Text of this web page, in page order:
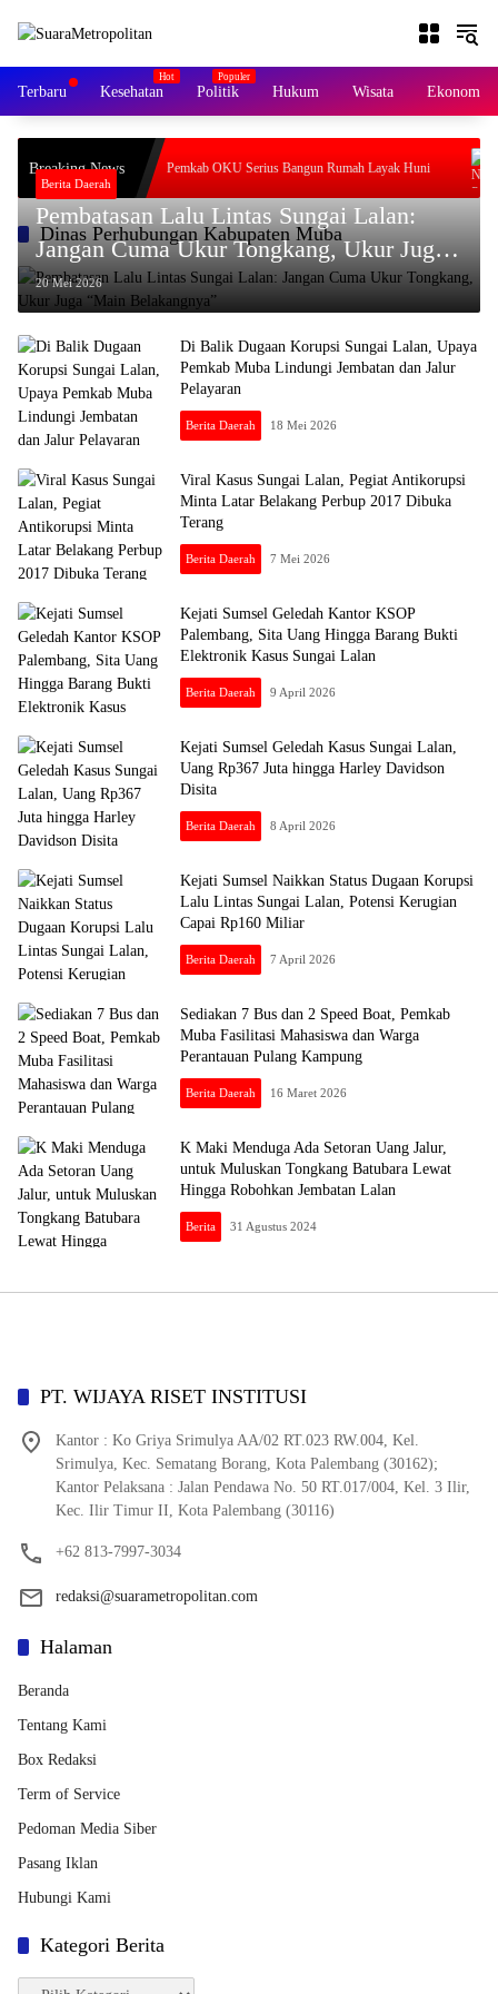
Terbaru Kesehatan Politik Hukum Wisata Ekonomi
Breaking News
JK Gasak
Pemkab OKU Serius Bangun Rumah Layak Huni
Dinas Perhubungan Kabupaten Muba
Berita Daerah
Pembatasan Lalu Lintas Sungai Lalan:
Jangan Cuma Ukur Tongkang, Ukur Juga
“Main Belakangnya”
20 Mei 2026
Di Balik Dugaan Korupsi Sungai Lalan, Upaya
Pemkab Muba Lindungi Jembatan dan Jalur
Pelayaran
Berita Daerah 18 Mei 2026
Viral Kasus Sungai Lalan, Pegiat Antikorupsi
Minta Latar Belakang Perbup 2017 Dibuka
Terang
Berita Daerah 7 Mei 2026
Kejati Sumsel Geledah Kantor KSOP
Palembang, Sita Uang Hingga Barang Bukti
Elektronik Kasus Sungai Lalan
Berita Daerah 9 April 2026
Kejati Sumsel Geledah Kasus Sungai Lalan,
Uang Rp367 Juta hingga Harley Davidson
Disita
Berita Daerah 8 April 2026
Kejati Sumsel Naikkan Status Dugaan Korupsi
Lalu Lintas Sungai Lalan, Potensi Kerugian
Capai Rp160 Miliar
Berita Daerah 7 April 2026
Sediakan 7 Bus dan 2 Speed Boat, Pemkab
Muba Fasilitasi Mahasiswa dan Warga
Perantauan Pulang Kampung
Berita Daerah 16 Maret 2026
K Maki Menduga Ada Setoran Uang Jalur,
untuk Muluskan Tongkang Batubara Lewat
Hingga Robohkan Jembatan Lalan
Berita 31 Agustus 2024
PT. WIJAYA RISET INSTITUSI
Kantor : Ko Griya Srimulya AA/02 RT.023 RW.004, Kel.
Srimulya, Kec. Sematang Borang, Kota Palembang (30162);
Kantor Pelaksana : Jalan Pendawa No. 50 RT.017/004, Kel. 3 Ilir,
Kec. Ilir Timur II, Kota Palembang (30116)
+62 813-7997-3034
redaksi@suarametropolitan.com
Halaman
Beranda
Tentang Kami
Box Redaksi
Term of Service
Pedoman Media Siber
Pasang Iklan
Hubungi Kami
Kategori Berita
Kategori